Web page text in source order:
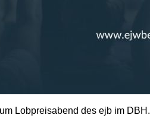
Lobpreisabend des ejb im DBH.